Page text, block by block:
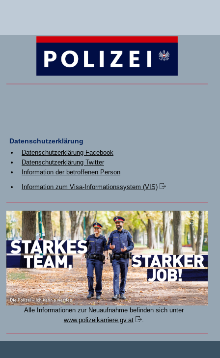
Datenschutzerklärung
Datenschutzerklärung Facebook
Datenschutzerklärung Twitter
Information der betroffenen Person
Information zum Visa-Informationssystem (VIS)
Alle Informationen zur Neuaufnahme befinden sich unter
www.polizeikarriere.gv.at
.